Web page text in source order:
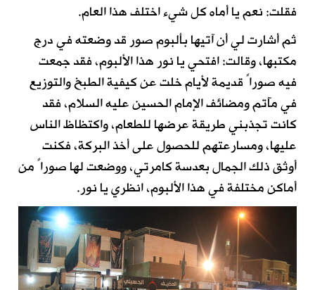
فقلت: نعم يا أماه كل شيء اختلف هذا العام.
ثم أشارت لي أن آتيها بألبوم صور قد وضعته في درج
مكتبها، وقالت: افتحي يا نور هذا الألبوم، فقد جمعت
فيه صوراً قديمة لأيام خلت عن كيفية الطبخ والتوزيع
في مآتم ومضائف الإمام الحسين عليه السلام، فقد
كانت تجذبني طريقة عرضها للطعام، واكتظاظ الناس
عليها، ومسارعتهم للحصول على أخذ البركة، فكنت
أوثق ذلك الجمال بعدسة كامرتي، ووضعت لها صوراً من
أماكن مختلفة في هذا الألبوم، انظري يا نور.